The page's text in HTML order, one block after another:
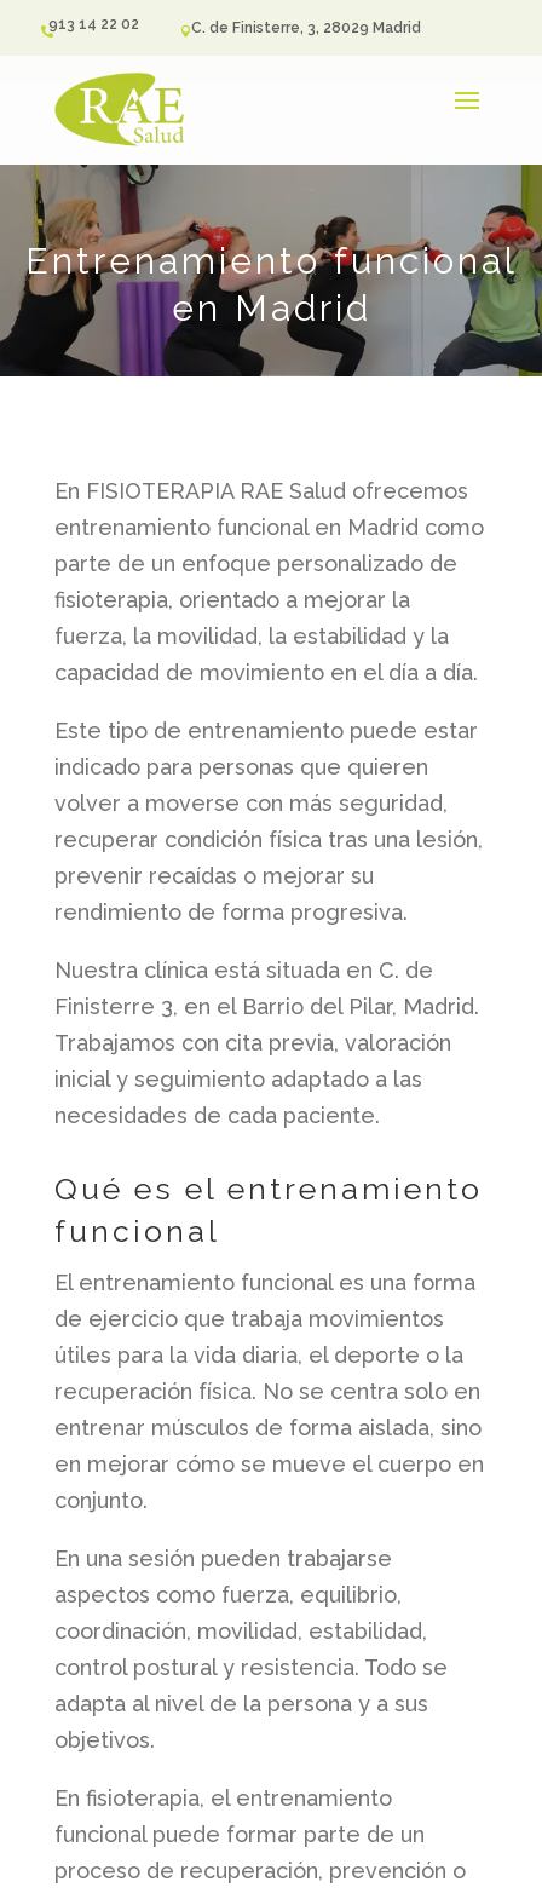
913 14 22 02 C. de Finisterre, 3, 28029 Madrid
Entrenamiento funcional
en Madrid
En FISIOTERAPIA RAE Salud ofrecemos
entrenamiento funcional en Madrid como
parte de un enfoque personalizado de
fisioterapia, orientado a mejorar la
fuerza, la movilidad, la estabilidad y la
capacidad de movimiento en el día a día.
Este tipo de entrenamiento puede estar
indicado para personas que quieren
volver a moverse con más seguridad,
recuperar condición física tras una lesión,
prevenir recaídas o mejorar su
rendimiento de forma progresiva.
Nuestra clínica está situada en C. de
Finisterre 3, en el Barrio del Pilar, Madrid.
Trabajamos con cita previa, valoración
inicial y seguimiento adaptado a las
necesidades de cada paciente.
Qué es el entrenamiento
funcional
El entrenamiento funcional es una forma
de ejercicio que trabaja movimientos
útiles para la vida diaria, el deporte o la
recuperación física. No se centra solo en
entrenar músculos de forma aislada, sino
en mejorar cómo se mueve el cuerpo en
conjunto.
En una sesión pueden trabajarse
aspectos como fuerza, equilibrio,
coordinación, movilidad, estabilidad,
control postural y resistencia. Todo se
adapta al nivel de la persona y a sus
objetivos.
En fisioterapia, el entrenamiento
funcional puede formar parte de un
proceso de recuperación, prevención o